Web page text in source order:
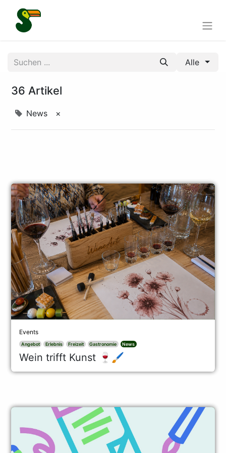
Alle
36 Artikel
News ×
Events
Angebot Erlebnis Freizeit Gastronomie News
Wein trifft Kunst 🍷🖌️